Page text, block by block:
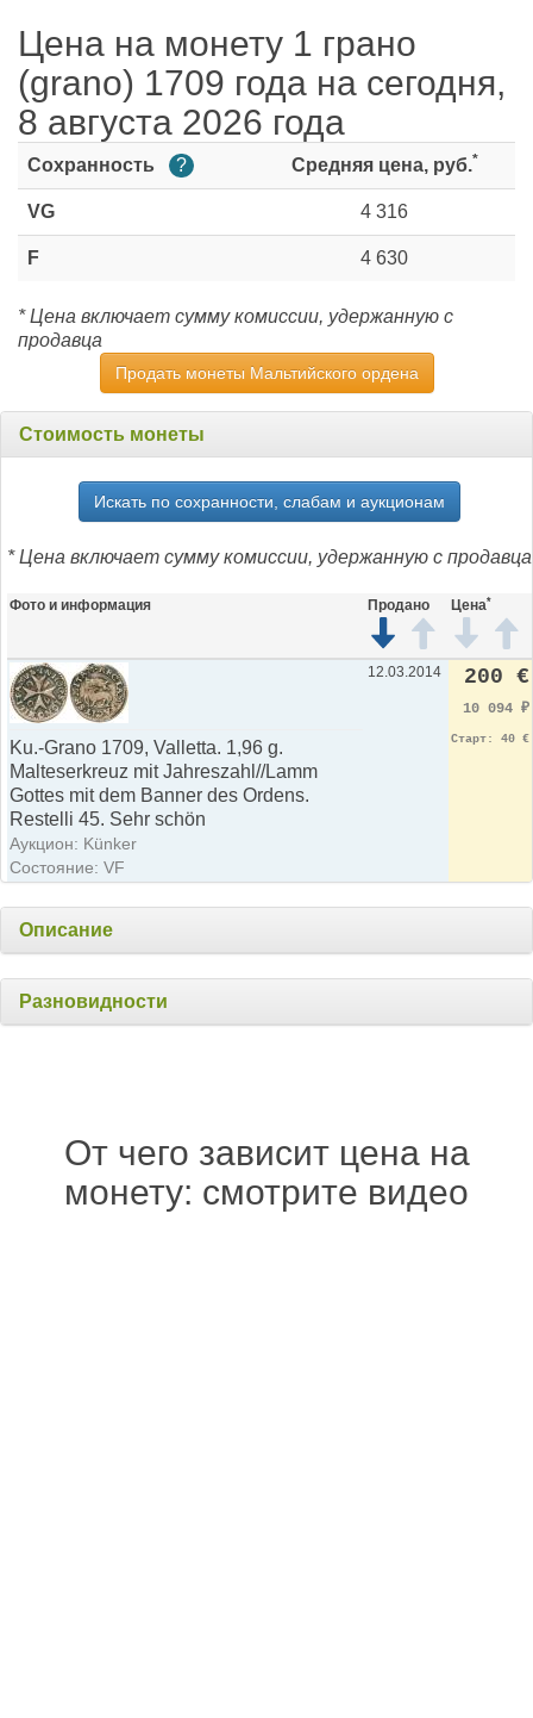
Цена на монету 1 грано
(grano) 1709 года на сегодня,
8 августа 2026 года
Сохранность ? Средняя цена, руб.*
VG 4 316
F 4 630
* Цена включает сумму комиссии, удержанную с
продавца
Продать монеты Мальтийского ордена
Стоимость монеты
Искать по сохранности, слабам и аукционам
* Цена включает сумму комиссии, удержанную с продавца
Фото и информация Продано Цена*
Ku.-Grano 1709, Valletta. 1,96 g.
Malteserkreuz mit Jahreszahl//Lamm
Gottes mit dem Banner des Ordens.
Restelli 45. Sehr schön
Аукцион: Künker
Состояние: VF
12.03.2014 200 €
10 094 ₽
Старт: 40 €
Описание
Разновидности
От чего зависит цена на
монету: смотрите видео